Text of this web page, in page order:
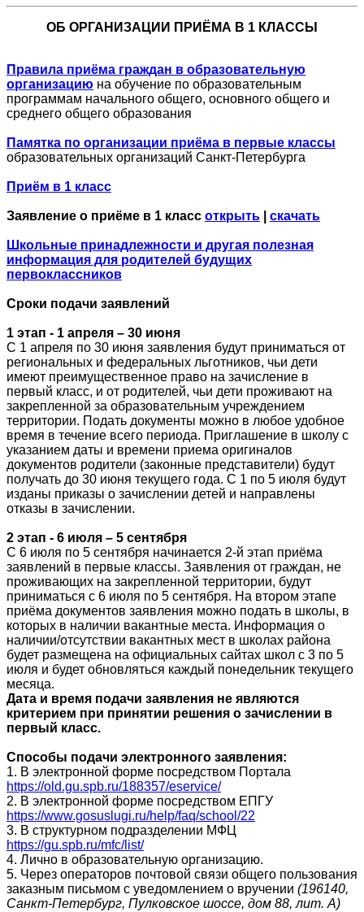
ОБ ОРГАНИЗАЦИИ ПРИЁМА В 1 КЛАССЫ
Правила приёма граждан в образовательную
организацию на обучение по образовательным
программам начального общего, основного общего и
среднего общего образования
Памятка по организации приёма в первые классы
образовательных организаций Санкт-Петербурга
Приём в 1 класс
Заявление о приёме в 1 класс открыть скачать
Школьные принадлежности и другая полезная
информация для родителей будущих
первоклассников
Сроки подачи заявлений
1 этап - 1 апреля – 30 июня
С 1 апреля по 30 июня заявления будут приниматься от
региональных и федеральных льготников, чьи дети
имеют преимущественное право на зачисление в
первый класс, и от родителей, чьи дети проживают на
закрепленной за образовательным учреждением
территории. Подать документы можно в любое удобное
время в течение всего периода. Приглашение в школу с
указанием даты и времени приема оригиналов
документов родители (законные представители) будут
получать до 30 июня текущего года. С 1 по 5 июля будут
изданы приказы о зачислении детей и направлены
отказы в зачислении.
2 этап - 6 июля – 5 сентября
С 6 июля по 5 сентября начинается 2-й этап приёма
заявлений в первые классы. Заявления от граждан, не
проживающих на закрепленной территории, будут
приниматься с 6 июля по 5 сентября. На втором этапе
приёма документов заявления можно подать в школы, в
которых в наличии вакантные места. Информация о
наличии/отсутствии вакантных мест в школах района
будет размещена на официальных сайтах школ с 3 по 5
июля и будет обновляться каждый понедельник текущего
месяца.
Дата и время подачи заявления не являются
критерием при принятии решения о зачислении в
первый класс.
Способы подачи электронного заявления:
1. В электронной форме посредством Портала
https://old.gu.spb.ru/188357/eservice/
2. В электронной форме посредством ЕПГУ
https://www.gosuslugi.ru/help/faq/school/22
3. В структурном подразделении МФЦ
https://gu.spb.ru/mfc/list/
4. Лично в образовательную организацию.
5. Через операторов почтовой связи общего пользования
заказным письмом с уведомлением о вручении (196140,
Санкт-Петербург, Пулковское шоссе, дом 88, лит. А)